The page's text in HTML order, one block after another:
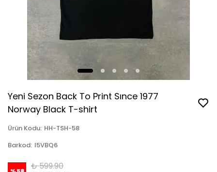
Yeni Sezon Back To Print Sınce 1977
Norway Black T-shirt
Ürün Kodu: HH-TSH-58
Barkod: I5VBQ6
₺ 599.90